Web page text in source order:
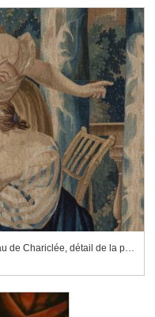
La reine Persina faisant préparer le berceau de Chariclée, détail de la partie gauche